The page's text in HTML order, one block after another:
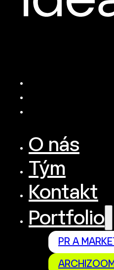
O nás
Tým
Kontakt
Portfolio
PR A
ARCHIZOOM